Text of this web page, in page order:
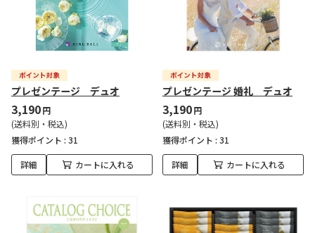
プレゼンテージ デュオ
3,190円
(送料別・税込)
獲得ポイント : 31
詳細 カートに入れる
プレゼンテージ 婚礼 デュオ
3,190円
(送料別・税込)
獲得ポイント : 31
詳細 カートに入れる